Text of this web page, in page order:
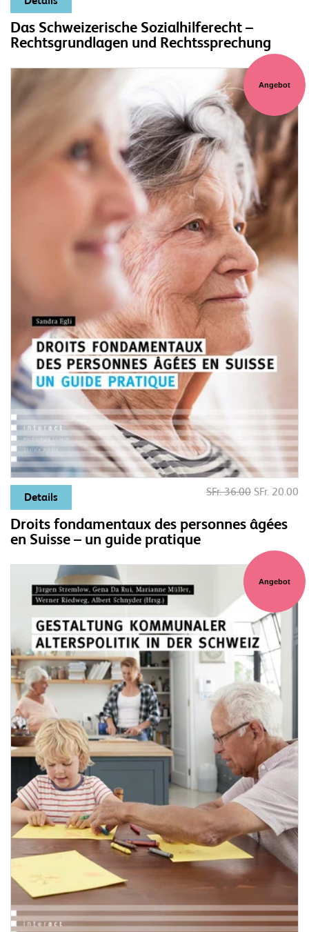
Das Schweizerische Sozialhilferecht –
Rechtsgrundlagen und Rechtssprechung
Angebot
Details SFr. 36.00 SFr. 20.00
Droits fondamentaux des personnes âgées
en Suisse – un guide pratique
Angebot